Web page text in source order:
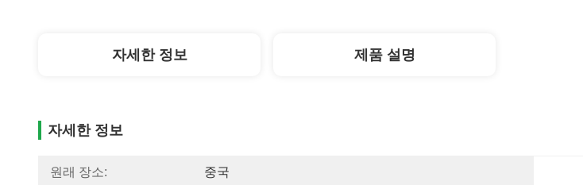
자세한 정보 제품 설명
자세한 정보
원래 장소: 중국